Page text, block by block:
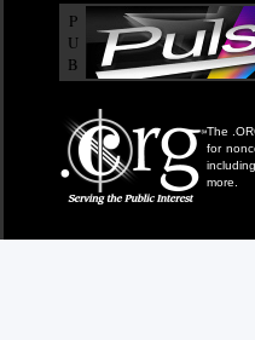
P
U
B
The
for
more.